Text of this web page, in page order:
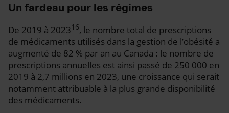
Un fardeau pour les régimes
De 2019 à 202316, le nombre total de prescriptions
de médicaments utilisés dans la gestion de l’obésité a
augmenté de 82 % par an au Canada : le nombre de
prescriptions annuelles est ainsi passé de 250 000 en
2019 à 2,7 millions en 2023, une croissance qui serait
notamment attribuable à la plus grande disponibilité
des médicaments.